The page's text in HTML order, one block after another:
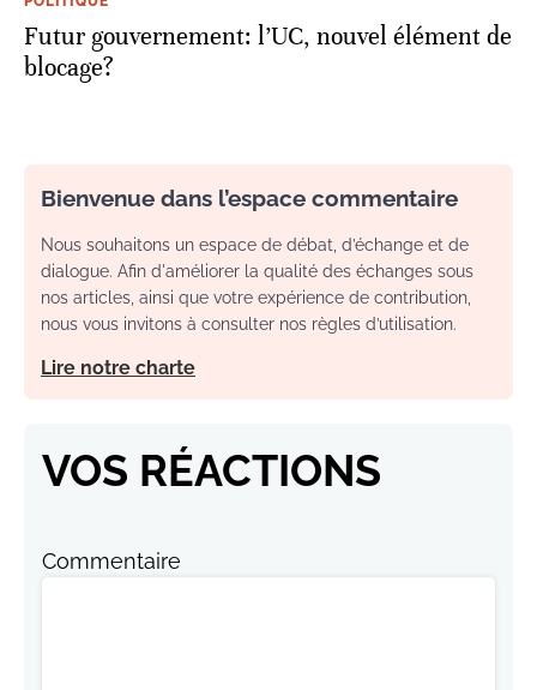
Futur gouvernement: l’UC, nouvel élément de
blocage?
Bienvenue dans l’espace commentaire
Nous souhaitons un espace de débat, d’échange et de
dialogue. Afin d'améliorer la qualité des échanges sous
nos articles, ainsi que votre expérience de contribution,
nous vous invitons à consulter nos règles d’utilisation.
Lire notre charte
VOS RÉACTIONS
Commentaire